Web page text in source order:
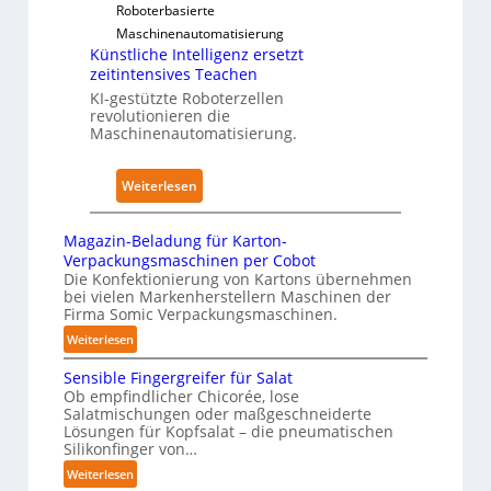
k
f
ü
r
P
s
c
a
l
A
d
i
m
K
r
a
k
e
h
a
u
s
u
d
e
n
A
u
w
r
k
u
n
g
n
v
o
n
Roboterbasierte
Maschinenautomatisierung
Künstliche Intelligenz ersetzt
zeitintensives Teachen
KI-gestützte Roboterzellen
revolutionieren die
Maschinenautomatisierung.
Weiterlesen
K
n
s
t
l
c
h
e
I
Magazin-Beladung für Karton-
Verpackungsmaschinen per Cobot
Die Konfektionierung von Kartons übernehmen
bei vielen Markenherstellern Maschinen der
Firma Somic Verpackungsmaschinen.
Weiterlesen:
M
a
g
a
z
i
n
Sensible Fingergreifer für Salat
Ob empfindlicher Chicorée, lose
Salatmischungen oder maßgeschneiderte
Lösungen für Kopfsalat – die pneumatischen
Silikonfinger von…
Weiterlesen: